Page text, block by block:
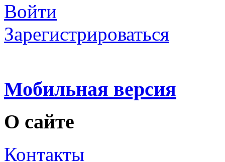
Войти
Зарегистрироваться
Мобильная версия
О сайте
Контакты